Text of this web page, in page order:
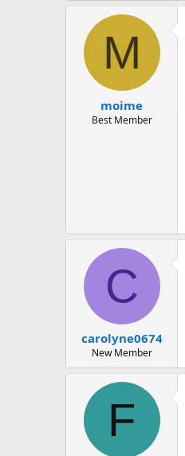
M
moime
Best Member
C
carolyne0674
New Member
F